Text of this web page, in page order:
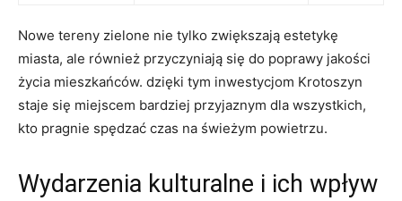
Nowe tereny zielone nie tylko zwiększają estetykę
miasta, ale również przyczyniają się do poprawy jakości
życia mieszkańców. dzięki tym inwestycjom Krotoszyn
staje się miejscem bardziej przyjaznym dla wszystkich,
kto pragnie spędzać czas na świeżym powietrzu.
Wydarzenia kulturalne i ich wpływ